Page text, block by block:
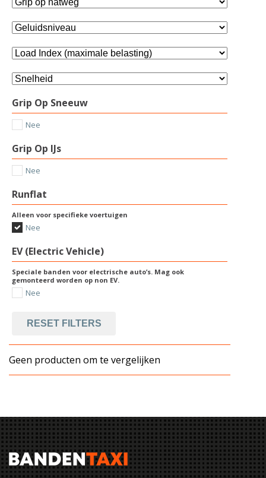
Grip Op Sneeuw
Nee
Grip Op IJs
Nee
Runflat
Alleen voor specifieke voertuigen
Nee
EV (Electric Vehicle)
Speciale banden voor electrische auto’s. Mag ook
gemonteerd worden op non EV.
Nee
RESET FILTERS
Geen producten om te vergelijken